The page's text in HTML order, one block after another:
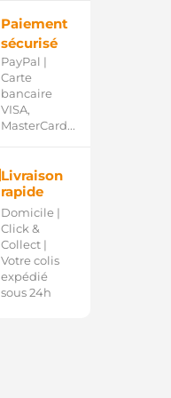
Paiement
sécurisé
PayPal |
Carte
bancaire
VISA,
MasterCard...
Livraison
rapide
Domicile |
Click &
Collect |
Votre colis
expédié
sous 24h